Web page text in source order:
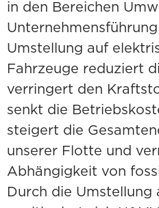
in den Bereichen
Umstellung auf
Fahrzeuge reduziert
verringert den
senkt die
steigert die
unserer Flotte und
Abhängigkeit von
Durch die Umstellung